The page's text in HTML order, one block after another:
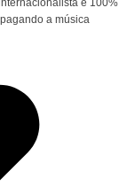
e 100%
a música